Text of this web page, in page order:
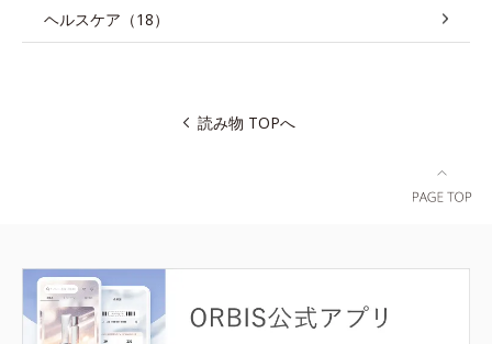
ヘルスケア（18）
読み物 TOPへ